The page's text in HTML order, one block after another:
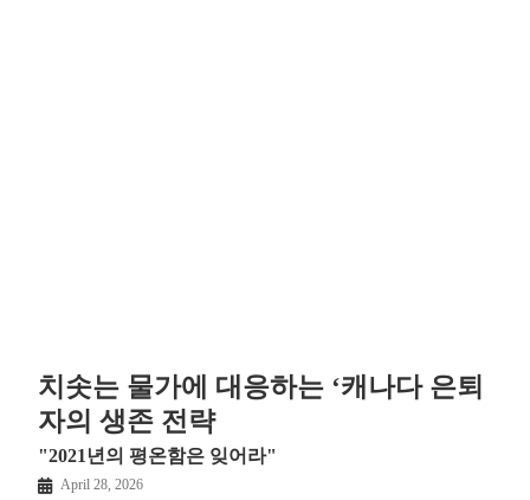
치솟는 물가에 대응하는 ‘캐나다 은퇴
자의 생존 전략
"2021년의 평온함은 잊어라"
April 28, 2026